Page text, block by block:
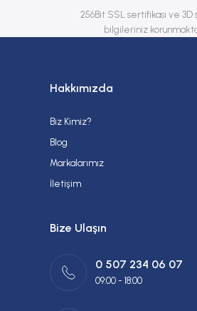
256Bit SSL sertifikası ve 3D
bilgileriniz
Hakkımızda
Biz Kimiz?
Blog
Markalarımız
İletişim
Bize Ulaşın
0 507 234 06 07
09:00 - 18:00